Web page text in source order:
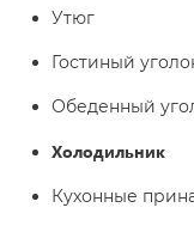
Утюг
Гостиный
Обеденный
Холодильник
Кухонные